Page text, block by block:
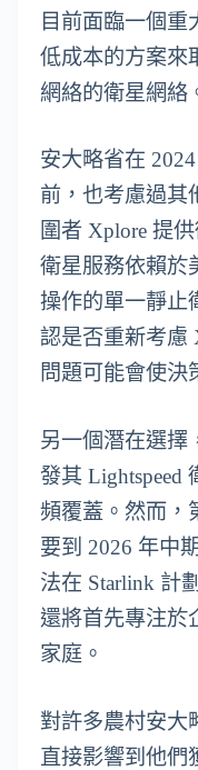
目前面臨一個重
低成本的方案來
網絡的衛星網絡
安大略省在
前，也考慮過其
圍者 Xplore 提
衛星服務依賴於
操作的單一靜止
認是否重新考慮
問題可能會使決
另一個潛在選擇
發其 Lightspeed
頻覆蓋。然而，
要到 2026 年中
法在 Starlink 計
還將首先專注於
家庭。
對許多農村安大
直接影響到他們